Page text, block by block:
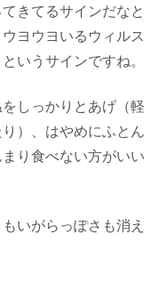
きてるサインだなと
ヨウヨいるウィルス
いうサインですね。
しっかりとあげ（軽
）、はやめにふとん
り食べない方がいい
いがらっぽさも消え